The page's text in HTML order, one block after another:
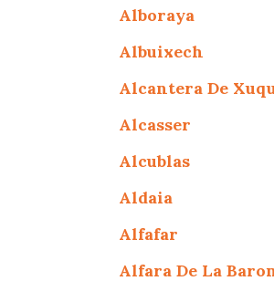
Alboraya
Albuixech
Alcantera De
Alcasser
Alcublas
Aldaia
Alfafar
Alfara De La